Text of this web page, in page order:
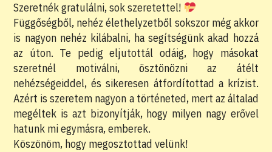
Szeretnék gratulálni, sok szeretettel!
Függőségből, nehéz élethelyzetből sokszor még akkor
is nagyon nehéz kilábalni, ha segítségünk akad hozzá
az úton. Te pedig eljutottál odáig, hogy másokat
szeretnél motiválni, ösztönözni az átélt
nehézségeiddel, és sikeresen átfordítottad a krízist.
Azért is szeretem nagyon a történeted, mert az általad
megéltek is azt bizonyítják, hogy milyen nagy erővel
hatunk mi egymásra, emberek.
Köszönöm, hogy megosztottad velünk!